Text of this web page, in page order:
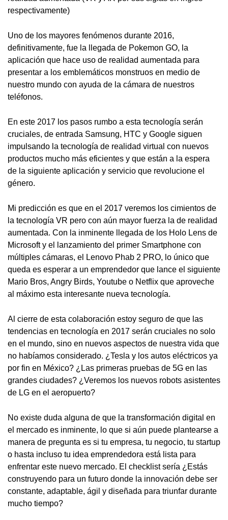
respectivamente)
Uno de los mayores fenómenos durante 2016,
definitivamente, fue la llegada de Pokemon GO, la
aplicación que hace uso de realidad aumentada para
presentar a los emblemáticos monstruos en medio de
nuestro mundo con ayuda de la cámara de nuestros
teléfonos.
En este 2017 los pasos rumbo a esta tecnología serán
cruciales, de entrada Samsung, HTC y Google siguen
impulsando la tecnología de realidad virtual con nuevos
productos mucho más eficientes y que están a la espera
de la siguiente aplicación y servicio que revolucione el
género.
Mi predicción es que en el 2017 veremos los cimientos de
la tecnología VR pero con aún mayor fuerza la de realidad
aumentada. Con la inminente llegada de los Holo Lens de
Microsoft y el lanzamiento del primer Smartphone con
múltiples cámaras, el Lenovo Phab 2 PRO, lo único que
queda es esperar a un emprendedor que lance el siguiente
Mario Bros, Angry Birds, Youtube o Netflix que aproveche
al máximo esta interesante nueva tecnología.
Al cierre de esta colaboración estoy seguro de que las
tendencias en tecnología en 2017 serán cruciales no solo
en el mundo, sino en nuevos aspectos de nuestra vida que
no habíamos considerado. ¿Tesla y los autos eléctricos ya
por fin en México? ¿Las primeras pruebas de 5G en las
grandes ciudades? ¿Veremos los nuevos robots asistentes
de LG en el aeropuerto?
No existe duda alguna de que la transformación digital en
el mercado es inminente, lo que si aún puede plantearse a
manera de pregunta es si tu empresa, tu negocio, tu startup
o hasta incluso tu idea emprendedora está lista para
enfrentar este nuevo mercado. El checklist sería ¿Estás
construyendo para un futuro donde la innovación debe ser
constante, adaptable, ágil y diseñada para triunfar durante
mucho tiempo?